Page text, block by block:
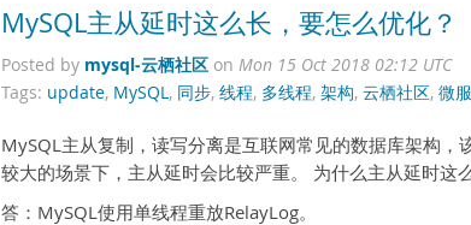
MySQL主从延时这么长，要怎么优化？
Posted by mysql-云栖社区 on Mon 15 Oct 2018 02:12 UTC
Tags: update, MySQL, 同步, 线程, 多线程, 架构, 云栖社区, 微
MySQL主从复制，读写分离是互联网常见的数据库架构
较大的场景下，主从延时会比较严重。 为什么主从延时这
答：MySQL使用单线程重放RelayLog。